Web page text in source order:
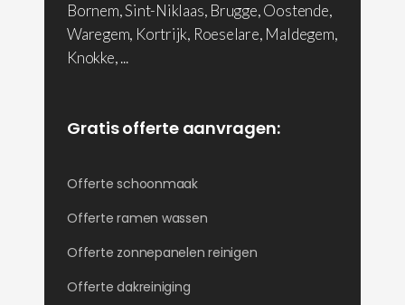
Bornem, Sint-Niklaas, Brugge, Oostende,
Waregem, Kortrijk, Roeselare, Maldegem,
Knokke, ...
Gratis offerte aanvragen:
Offerte schoonmaak
Offerte ramen wassen
Offerte zonnepanelen reinigen
Offerte dakreiniging